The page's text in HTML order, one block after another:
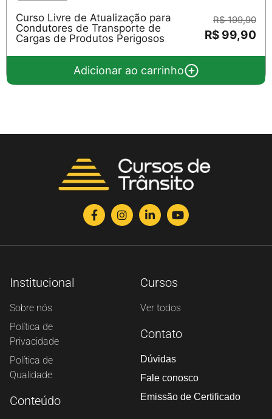
Curso Livre de Atualização para
Condutores de Transporte de
Cargas de Produtos Perigosos
R$ 199,90
R$ 99,90
Adicionar ao carrinho
Institucional
Sobre nós
Política de
Privacidade
Política de
Qualidade
Conteúdo
Cursos
Ver todos
Contato
Dúvidas
Fale conosco
Emissão de Certificado